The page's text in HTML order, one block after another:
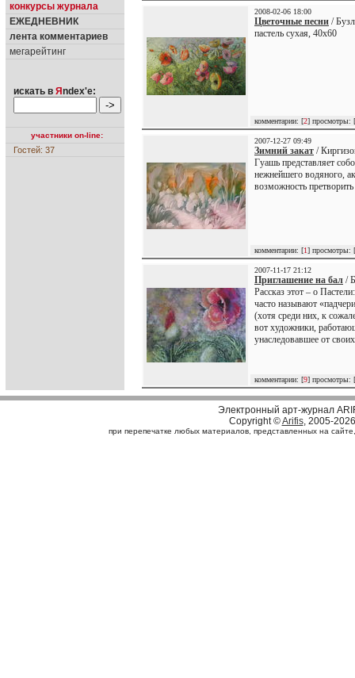
конкурсы журнала
ЕЖЕДНЕВНИК
лента комментариев
мегарейтинг
искать в Я ndex'е:
участники on-line:
Гостей: 37
2008-02-06 18:00
Цветочные песни /
пастель сухая, 40х60
комментарии: [2] просмотры: [
2007-12-27 09:49
Зимний закат /
Гуашь представляет
нежнейшего водяного,
возможность
комментарии: [1] просмотры: [
2007-11-17 21:12
Приглашение на бал /
Рассказ этот – о
часто называют
(хотя среди них, к
вот художники,
унаследовавшее от
комментарии: [9] просмотры: [
Электронный арт-журнал
Copyright ©Arifis, 2005-2026
при перепечатке любых материалов, представленных на